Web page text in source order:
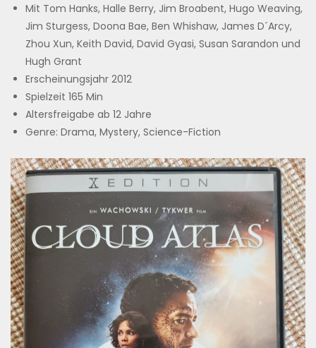
Mit Tom Hanks, Halle Berry, Jim Broabent, Hugo Weaving,
Jim Sturgess, Doona Bae, Ben Whishaw, James D´Arcy,
Zhou Xun, Keith David, David Gyasi, Susan Sarandon und
Hugh Grant
Erscheinungsjahr 2012
Spielzeit 165 Min
Altersfreigabe ab 12 Jahre
Genre: Drama, Mystery, Science-Fiction